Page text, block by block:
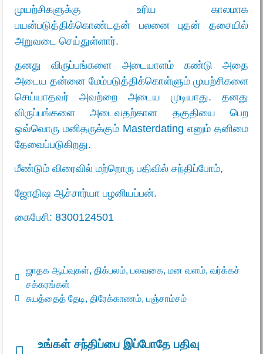
முயற்சிகளுக்கு உரிய காலமாக
பயன்படுத்திக்கொண்டதன் பலனை புதன் தசையில்
அறுவடை செய்துள்ளார்.
தனது விருப்பங்களை அடையாளம் கண்டு அதை
அடைய தன்னை மேம்படுத்திக்கொள்ளும் முயற்சிகளை
செய்யாதவர் அவற்றை அடைய முடியாது. தனது
விருப்பங்களை அடைவதற்கான தகுதியை பெற
ஒவ்வொரு மனிதருக்கும் Masterdating எனும் தனிமை
தேவைப்படுகிறது.
மீண்டும் விரைவில் மற்றொரு பதிவில் சந்திப்போம்,
ஜோதிஷ ஆச்சார்யா பழனியப்பன்.
கைபேசி: 8300124501
ஜாதக ஆய்வுகள், திக்பலம், பலவகை, மன வளம், வர்க்கச்
சக்கரங்கள்
சுயத்தைத் தேடி, திரேக்காணம், பஞ்சாம்சம்
உங்கள் சந்திப்பை இப்போதே பதிவு